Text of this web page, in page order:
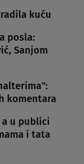
kuću
posla:
Sanjom
komentara
a u publici
i tata